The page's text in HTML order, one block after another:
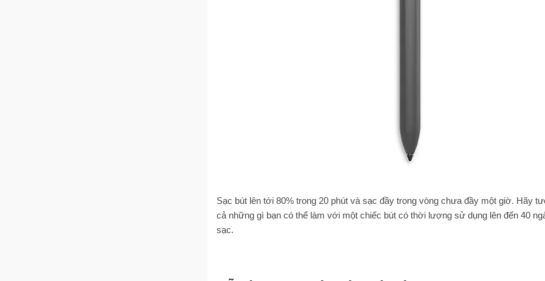
Sạc bút lên tới 80% trong 20 phút và sạc đầy trong vòng chưa đầy một giờ. Hãy
cả những gì bạn có thể làm với một chiếc bút có thời lượng sử dụng lên đến 40
sạc.